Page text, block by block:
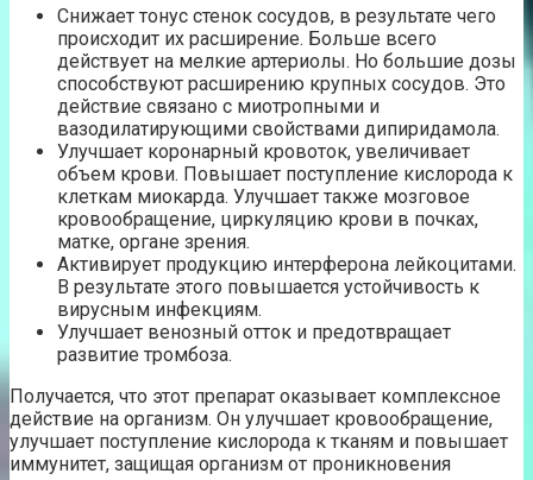
Снижает тонус стенок сосудов, в результате чего
происходит их расширение. Больше всего
действует на мелкие артериолы. Но большие дозы
способствуют расширению крупных сосудов. Это
действие связано с миотропными и
вазодилатирующими свойствами дипиридамола.
Улучшает коронарный кровоток, увеличивает
объем крови. Повышает поступление кислорода к
клеткам миокарда. Улучшает также мозговое
кровообращение, циркуляцию крови в почках,
матке, органе зрения.
Активирует продукцию интерферона лейкоцитами.
В результате этого повышается устойчивость к
вирусным инфекциям.
Улучшает венозный отток и предотвращает
развитие тромбоза.
Получается, что этот препарат оказывает комплексное
действие на организм. Он улучшает кровообращение,
улучшает поступление кислорода к тканям и повышает
иммунитет, защищая организм от проникновения